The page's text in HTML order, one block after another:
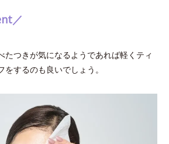
／
たつきが気になるようであれば軽くティ
をするのも良いでしょう。